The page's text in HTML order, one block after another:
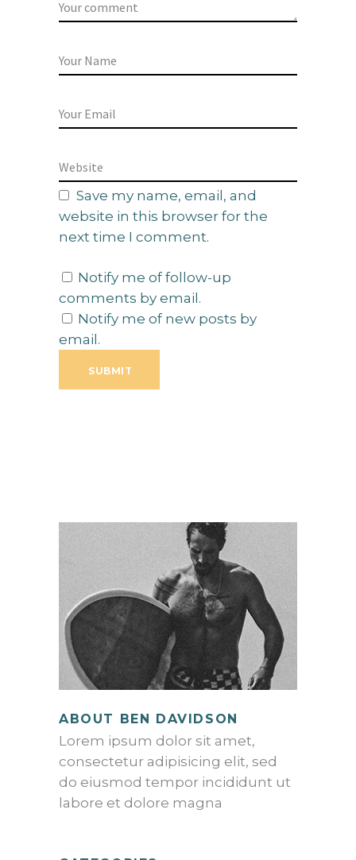
Save my name, email, and
website in this browser for the
next time I comment.
Notify me of follow-up
comments by email.
Notify me of new posts by
email.
SUBMIT
ABOUT BEN DAVIDSON
Lorem ipsum dolor sit amet,
consectetur adipisicing elit, sed
do eiusmod tempor incididunt ut
labore et dolore magna